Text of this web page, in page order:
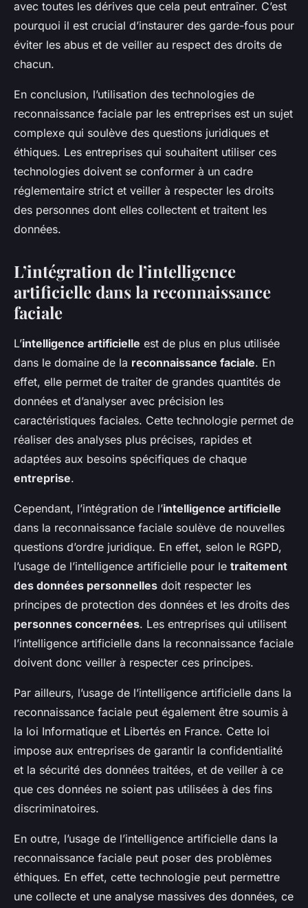
avec toutes les dérives que cela peut entraîner. C’est
pourquoi il est crucial d’instaurer des garde-fous pour
éviter les abus et de veiller au respect des droits de
chacun.
En conclusion, l’utilisation des technologies de
reconnaissance faciale par les entreprises est un sujet
complexe qui soulève des questions juridiques et
éthiques. Les entreprises qui souhaitent utiliser ces
technologies doivent se conformer à un cadre
réglementaire strict et veiller à respecter les droits
des personnes dont elles collectent et traitent les
données.
L’intégration de l’intelligence
artificielle dans la reconnaissance
faciale
L’intelligence artificielle est de plus en plus utilisée
dans le domaine de la reconnaissance faciale. En
effet, elle permet de traiter de grandes quantités de
données et d’analyser avec précision les
caractéristiques faciales. Cette technologie permet de
réaliser des analyses plus précises, rapides et
adaptées aux besoins spécifiques de chaque
entreprise.
Cependant, l’intégration de l’intelligence artificielle
dans la reconnaissance faciale soulève de nouvelles
questions d’ordre juridique. En effet, selon le RGPD,
l’usage de l’intelligence artificielle pour le traitement
des données personnelles doit respecter les
principes de protection des données et les droits des
personnes concernées. Les entreprises qui utilisent
l’intelligence artificielle dans la reconnaissance faciale
doivent donc veiller à respecter ces principes.
Par ailleurs, l’usage de l’intelligence artificielle dans la
reconnaissance faciale peut également être soumis à
la loi Informatique et Libertés en France. Cette loi
impose aux entreprises de garantir la confidentialité
et la sécurité des données traitées, et de veiller à ce
que ces données ne soient pas utilisées à des fins
discriminatoires.
En outre, l’usage de l’intelligence artificielle dans la
reconnaissance faciale peut poser des problèmes
éthiques. En effet, cette technologie peut permettre
une collecte et une analyse massives des données, ce